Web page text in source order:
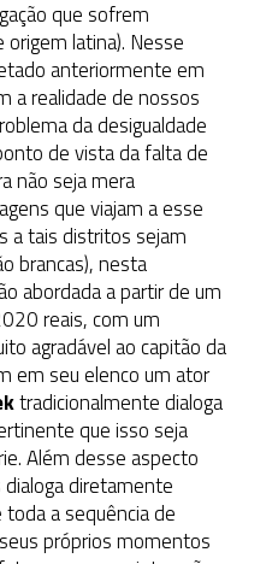
que sofrem
latina). Nesse
anteriormente em
a realidade de nossos
da desigualdade
de vista da falta de
não seja mera
que viajam a esse
a tais distritos sejam
brancas), nesta
abordada a partir de um
reais, com um
agradável ao capitão da
em seu elenco um ator
tradicionalmente dialoga
que isso seja
Além desse aspecto
diretamente
a sequência de
próprios momentos